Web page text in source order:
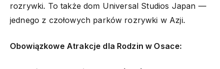
rozrywki. To także dom Universal Studios Japan —
jednego z czołowych parków rozrywki w Azji.
Obowiązkowe Atrakcje dla Rodzin w Osace: